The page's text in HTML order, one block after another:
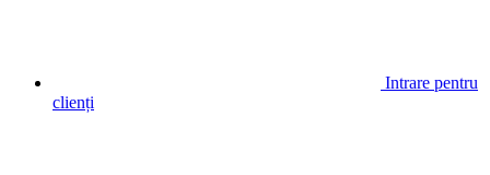
Intrare pentru
clienți